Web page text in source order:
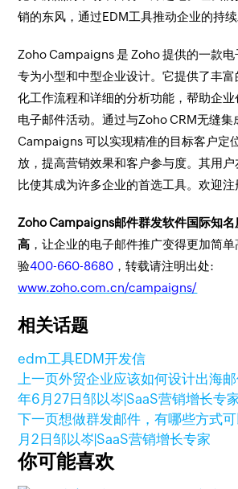
销的东风，通过EDM工具推动企业的持续
Zoho Campaigns 是 Zoho 提供的一款电
专为小型和中型企业设计。它提供了丰
化工作流程和详细的分析功能，帮助企
电子邮件活动。通过与Zoho CRM无缝集
Campaigns 可以实现精准的目标客户定
放，提高营销效果和客户参与度。其用
比使其成为许多企业的首选工具。欢迎注
Zoho Campaigns邮件群发软件国际知名
高 ，让企业的电子邮件推广变得更加简
验400-660-8680 ，转载请注明出处:
www.zoho.com.cn/campaigns/
相关话题
edm工具EDM开发信
上一页外贸企业应该如何设计出海
年6月27日邹以岑|SaaS营销增长专
下一页想做群发邮件，有哪些方式
月2日邹以岑|SaaS营销增长专家
你可能喜欢